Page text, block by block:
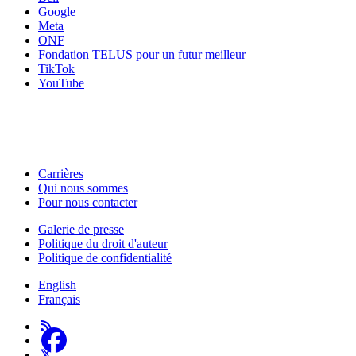
Google
Meta
ONF
Fondation TELUS pour un futur meilleur
TikTok
YouTube
Footer
This
Site
Carrières
Qui nous sommes
Pour nous contacter
Footer
About
Galerie de presse
Politique du droit d'auteur
Politique de confidentialité
English
Français